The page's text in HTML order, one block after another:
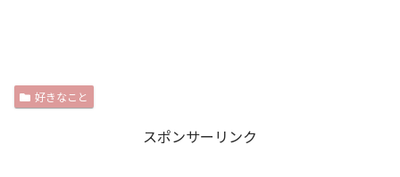
好きなこと
スポンサーリンク